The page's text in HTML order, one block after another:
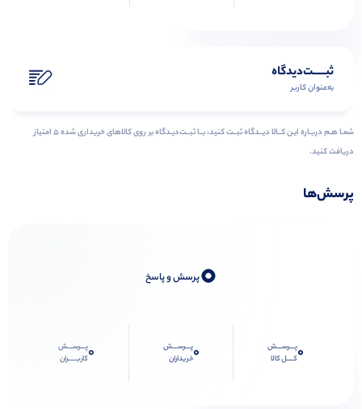
ثبـــــت‌دیدگاه
به‌عنوان کاربر
شمـا هـم دربـاره ایـن کــالا دیــدگاه ثبــت کنید، بــا ثبــت‌دیـدگاه بر روی کالاهای خریداری شده ۵ امتیاز
دریافت کنید.
پرسش‌ها
0پرسش و پاسخ
0پـــرســـش
کــــل کالا
0پـــرســـش
خریداران
0پـــرســـش
کاربـــــران